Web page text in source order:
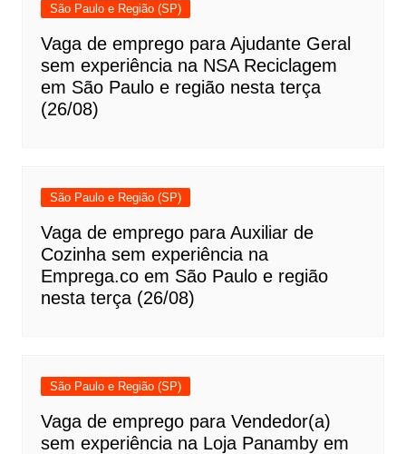
São Paulo e Região (SP)
Vaga de emprego para Ajudante Geral
sem experiência na NSA Reciclagem
em São Paulo e região nesta terça
(26/08)
São Paulo e Região (SP)
Vaga de emprego para Auxiliar de
Cozinha sem experiência na
Emprega.co em São Paulo e região
nesta terça (26/08)
São Paulo e Região (SP)
Vaga de emprego para Vendedor(a)
sem experiência na Loja Panamby em